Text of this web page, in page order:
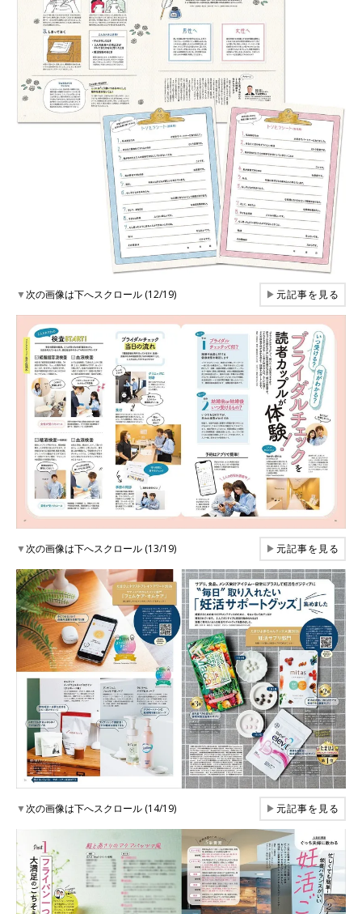
▼次の画像は下へスクロール (12/19) ▶元記事を見る
▼次の画像は下へスクロール (13/19) ▶元記事を見る
▼次の画像は下へスクロール (14/19) ▶元記事を見る